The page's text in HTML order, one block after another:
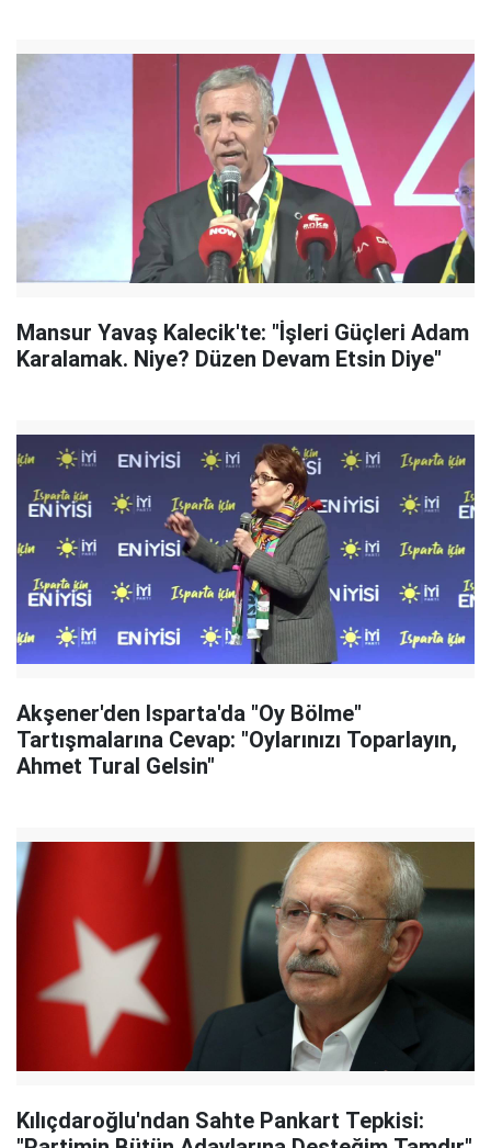
Mansur Yavaş Kalecik'te: "İşleri Güçleri Adam
Karalamak. Niye? Düzen Devam Etsin Diye"
Akşener'den Isparta'da "Oy Bölme"
Tartışmalarına Cevap: "Oylarınızı Toparlayın,
Ahmet Tural Gelsin"
Kılıçdaroğlu'ndan Sahte Pankart Tepkisi: